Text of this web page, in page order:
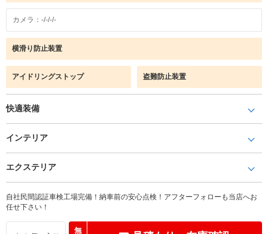
カメラ：-/-/-/-
横滑り防止装置
アイドリングストップ 盗難防止装置
快適装備
インテリア
エクステリア
自社民間認証車検工場完備！納車前の安心点検！アフターフォローも当店へお
任せ下さい！
無